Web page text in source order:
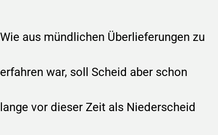
Wie aus mündlichen Überlieferungen zu
erfahren war, soll Scheid aber schon
lange vor dieser Zeit als Niederscheid